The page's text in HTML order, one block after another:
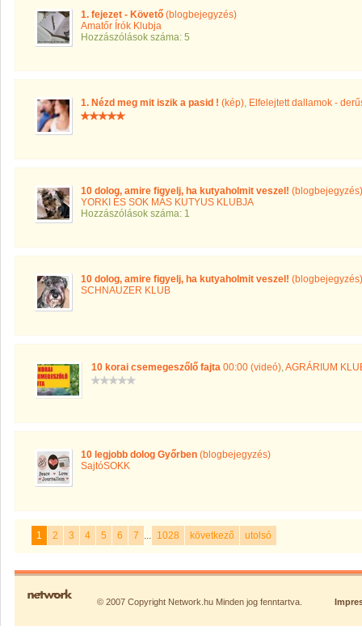
1. fejezet - Követő (blogbejegyzés)
Amatőr Írók Klubja
Hozzászólások száma: 5
1. Nézd meg mit iszik a pasid ! (kép), Elfelejtett dallamok -
10 dolog, amire figyelj, ha kutyaholmit veszel! (blogbejegyzés)
YORKI ÉS SOK MÁS KUTYUS KLUBJA
Hozzászólások száma: 1
10 dolog, amire figyelj, ha kutyaholmit veszel! (blogbejegyzés)
SCHNAUZER KLUB
10 korai csemegeszőlő fajta 00:00 (videó),AGRÁRIUM
10 legjobb dolog Győrben (blogbejegyzés)
SajtóSOKK
1 2 3 4 5 6 7 ... 1028 következő utolsó
© 2007 Copyright Network.hu Minden jog fenntartva.